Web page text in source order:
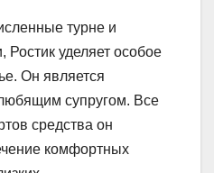
турне и
Ростик уделяет особое
Он является
супругом. Все
средства он
комфортных